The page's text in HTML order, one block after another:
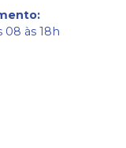
:
08 às 18h